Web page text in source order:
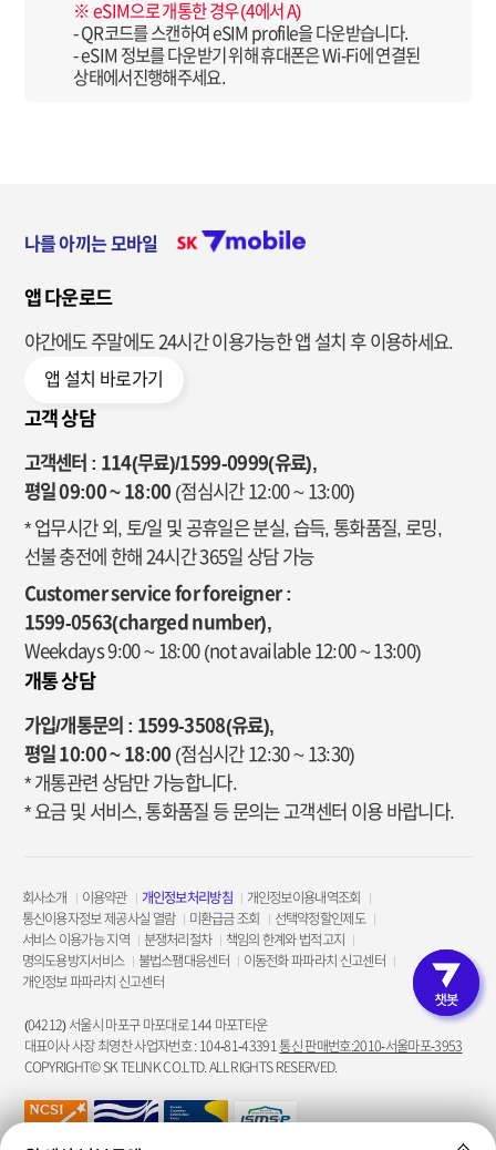
고객인증
※ eSIM으로 개통한 경우 (4에서 A)
- QR코드를 스캔하여 eSIM profile을 다운받습니다.
- eSIM 정보를 다운받기 위해 휴대폰은 Wi-Fi에 연결된
상태에서진행해주세요.
나를 아끼는 모바일
앱 다운로드
야간에도 주말에도 24시간 이용가능한앱 설치 후 이용하세요.
앱 설치 바로가기
고객 상담
고객센터 : 114(무료)/1599-0999(유료),
평일 09:00 ~ 18:00 (점심시간 12:00 ~ 13:00)
* 업무시간 외, 토/일 및 공휴일은 분실, 습득, 통화품질, 로밍,
선불 충전에 한해 24시간 365일 상담 가능
Customer service for foreigner :
1599-0563(charged number),
Weekdays 9:00 ~ 18:00 (not available 12:00 ~ 13:00)
개통 상담
가입/개통문의 : 1599-3508(유료),
평일 10:00 ~ 18:00 (점심시간 12:30 ~ 13:30)
* 개통관련 상담만 가능합니다.
* 요금 및 서비스, 통화품질 등 문의는 고객센터 이용 바랍니다.
회사소개 이용약관 개인정보처리방침
개인정보이용내역조회
통신이용자정보 제공사실 열람
미환급금 조회
선택약정할인제도
서비스 이용가능 지역
분쟁처리절차
책임의 한계와 법적고지
명의도용방지서비스
불법스팸대응센터
이동전화 파파라치 신고센터
개인정보 파파라치 신고센터
(04212) 서울시 마포구 마포대로 144 마포T타운
대표이사 사장 최영찬 사업자번호 : 104-81-43391통신 판매번호:2010-서울마포-3953
COPYRIGHT© SK TELINK CO.LTD. ALL RIGHTS RESERVED.